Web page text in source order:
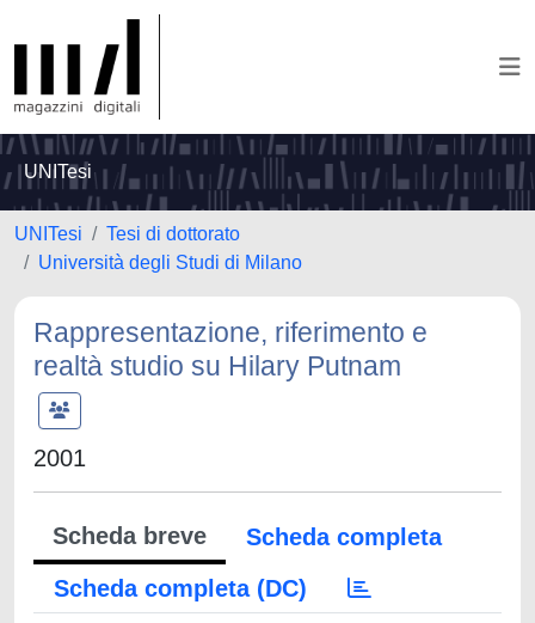
UNITesi
UNITesi
Tesi di dottorato
Università degli Studi di Milano
Rappresentazione, riferimento e
realtà studio su Hilary Putnam
2001
Scheda breve
Scheda completa
Scheda completa (DC)